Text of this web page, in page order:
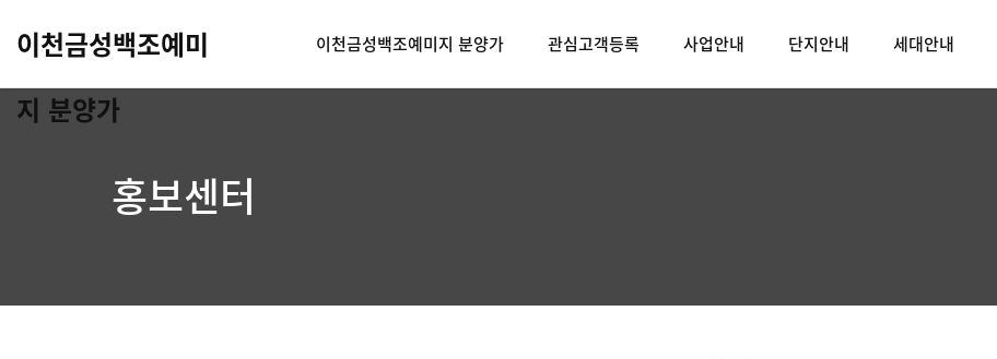
이천금성백조예미
지 분양가
이천금성백조예미지 분양가 관심고객등록 사업안내 단지안내 세대안내
홍보센터